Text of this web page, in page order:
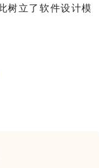
树立了软件设计模